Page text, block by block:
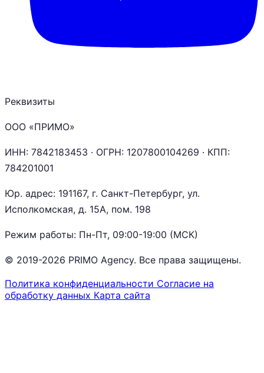
Реквизиты
ООО «ПРИМО»
ИНН: 7842183453 · ОГРН: 1207800104269 · КПП:
784201001
Юр. адрес: 191167, г. Санкт-Петербург, ул.
Исполкомская, д. 15А, пом. 198
Режим работы: Пн-Пт, 09:00-19:00 (МСК)
© 2019-2026 PRIMO Agency. Все права защищены.
Политика конфиденциальности Согласие на
обработку данных Карта сайта